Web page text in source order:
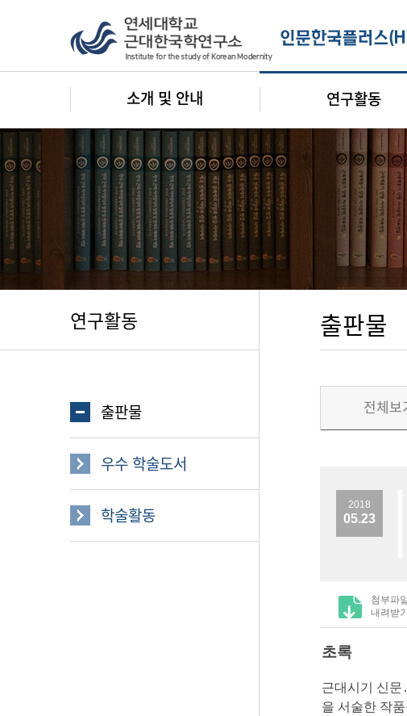
소개 및 안내 연구활동
연구활동
출판물
우수 학술도서
학술활동
출판물
전체보
2018
05.23
첨부파일
내려받기
초록
근대시기 신문
을 서술한 작